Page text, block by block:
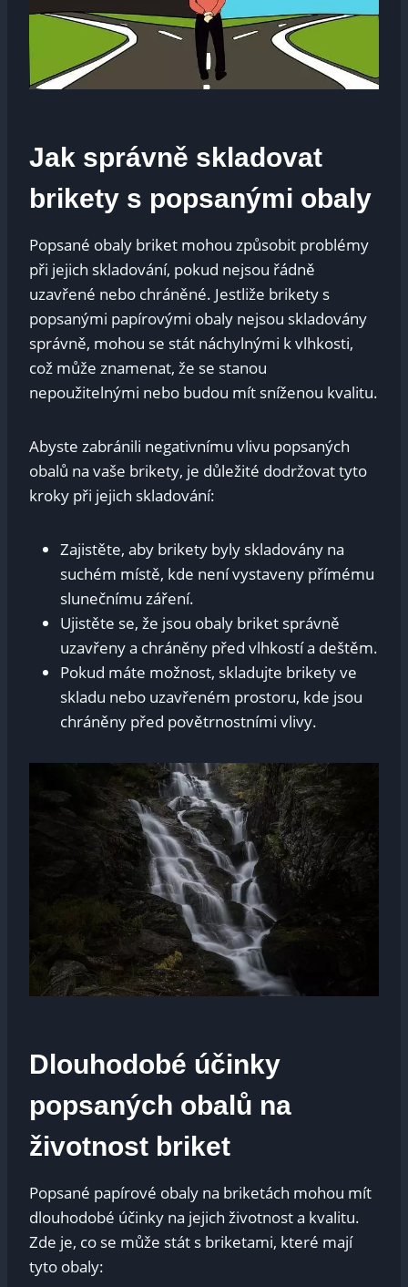
Jak správně skladovat
brikety s popsanými obaly
Popsané obaly briket mohou způsobit problémy
při jejich skladování, pokud nejsou řádně
uzavřené nebo chráněné. Jestliže brikety s
popsanými papírovými obaly nejsou skladovány
správně, mohou se stát náchylnými k vlhkosti,
což může znamenat, že se stanou
nepoužitelnými nebo budou mít sníženou kvalitu.
Abyste zabránili negativnímu vlivu popsaných
obalů na vaše brikety, je důležité dodržovat tyto
kroky při jejich skladování:
Zajistěte, aby brikety byly skladovány na
suchém místě, kde není vystaveny přímému
slunečnímu záření.
Ujistěte se, že jsou obaly briket správně
uzavřeny a chráněny před vlhkostí a deštěm.
Pokud máte možnost, skladujte brikety ve
skladu nebo uzavřeném prostoru, kde jsou
chráněny před povětrnostními vlivy.
Dlouhodobé účinky
popsaných obalů na
životnost briket
Popsané papírové obaly na briketách mohou mít
dlouhodobé účinky na jejich životnost a kvalitu.
Zde je, co se může stát s briketami, které mají
tyto obaly: